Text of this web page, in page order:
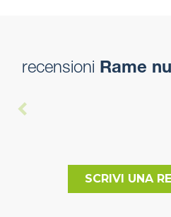
recensioni Rame
SCRIVI UNA